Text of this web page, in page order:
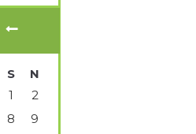
S
N
1
2
8
9